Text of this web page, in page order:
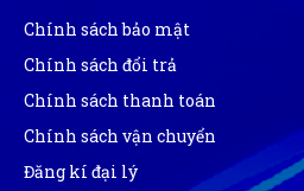
MĐ
Minh Đức
(Đánh giá 1 năm trước)
Hàng xin sò nha mọi người
nhanh ủng hộ shop 5 sao
Chính sách bảo mật
Chính sách đổi trả
Chính sách thanh toán
Chính sách vận chuyển
Đăng kí đại lý